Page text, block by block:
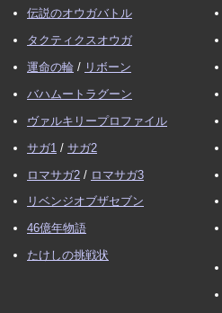
伝説のオウガバトル
タクティクスオウガ
運命の輪 / リボーン
バハムートラグーン
ヴァルキリープロファイル
サガ1 / サガ2
ロマサガ2 / ロマサガ3
リベンジオブザセブン
46億年物語
たけしの挑戦状